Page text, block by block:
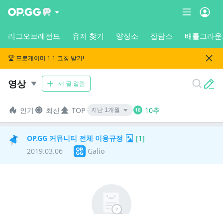
리그오브레전드 유저 찾기 양성소 잡담소 배틀그라
🏆 프로게이머 1:1 코칭 받기!
영상 새 글 알림
인기 최신 TOP 10추
OP.GG 커뮤니티 전체 이용규정 [1]
2019.03.06
Galio